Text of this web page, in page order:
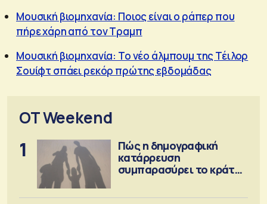
Μουσική βιομηχανία: Ποιος είναι ο ράπερ που
πήρε χάρη από τον Τραμπ
Μουσική βιομηχανία: Το νέο άλμπουμ της Τέιλορ
Σουίφτ σπάει ρεκόρ πρώτης εβδομάδας
OT Weekend
1
Πώς η δημογραφική
κατάρρευση
συμπαρασύρει το κράτος